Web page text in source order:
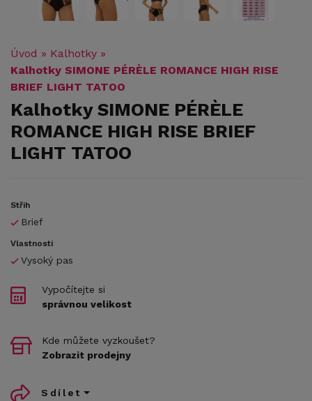
Úvod » Kalhotky »
Kalhotky SIMONE PÉRÈLE ROMANCE HIGH RISE
BRIEF LIGHT TATOO
Kalhotky SIMONE PÉRÈLE
ROMANCE HIGH RISE BRIEF
LIGHT TATOO
Střih
Brief
Vlastnosti
Vysoký pas
Vypočítejte si
správnou velikost
Kde můžete vyzkoušet?
Zobrazit prodejny
Sdílet